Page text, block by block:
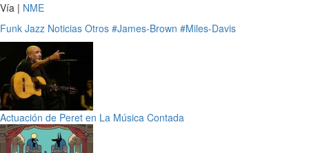
Vía | NME
Funk Jazz Noticias Otros #James-Brown #Miles-Davis
Actuación de Peret en La Música Contada